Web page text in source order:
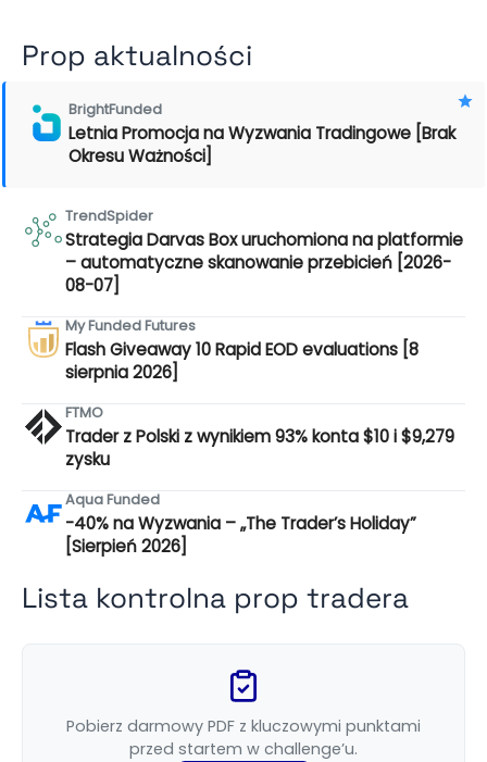
Prop aktualności
BrightFunded
Letnia Promocja na Wyzwania Tradingowe [Brak
Okresu Ważności]
TrendSpider
Strategia Darvas Box uruchomiona na platformie
– automatyczne skanowanie przebicień [2026-
08-07]
My Funded Futures
Flash Giveaway 10 Rapid EOD evaluations [8
sierpnia 2026]
FTMO
Trader z Polski z wynikiem 93% konta $10 i $9,279
zysku
Aqua Funded
-40% na Wyzwania – „The Trader’s Holiday”
[Sierpień 2026]
Lista kontrolna prop tradera
Pobierz darmowy PDF z kluczowymi punktami
przed startem w challenge’u.